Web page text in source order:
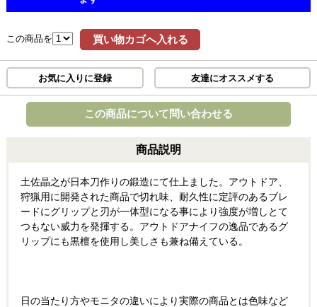
この商品を 買い物カゴへ入れる
お気に入りに登録 友達にオススメする
この商品について問い合わせる
商品説明
土佐晶之が日本刀作りの鍛造にて仕上ました。アウトドア、
狩猟用に開発された商品で切れ味、耐久性に定評のあるブレ
ードにグリップと刃が一体型になる事により強度が増しとて
つもない威力を発揮する。アウトドアナイフの逸品であるグ
リップにも黒檀を使用し美しさも兼ね備えている。
日の当たり方やモニタの違いにより実際の商品とは色味など